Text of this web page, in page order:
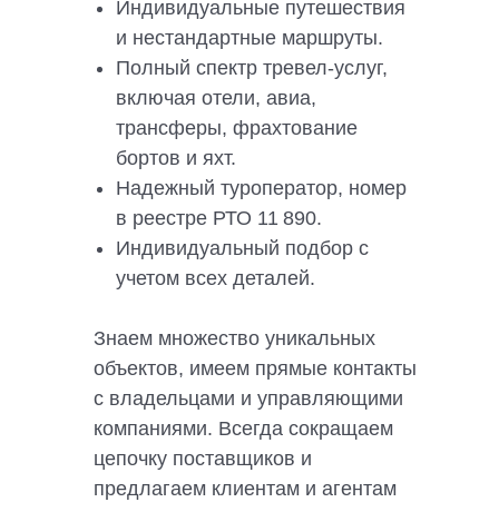
Индивидуальные путешествия
и нестандартные маршруты.
Полный спектр тревел-услуг,
включая отели, авиа,
трансферы, фрахтование
бортов и яхт.
Надежный туроператор, номер
в реестре РТО 11 890.
Индивидуальный подбор с
учетом всех деталей.
Знаем множество уникальных
объектов, имеем прямые контакты
с владельцами и управляющими
компаниями. Всегда сокращаем
цепочку поставщиков и
предлагаем клиентам и агентам